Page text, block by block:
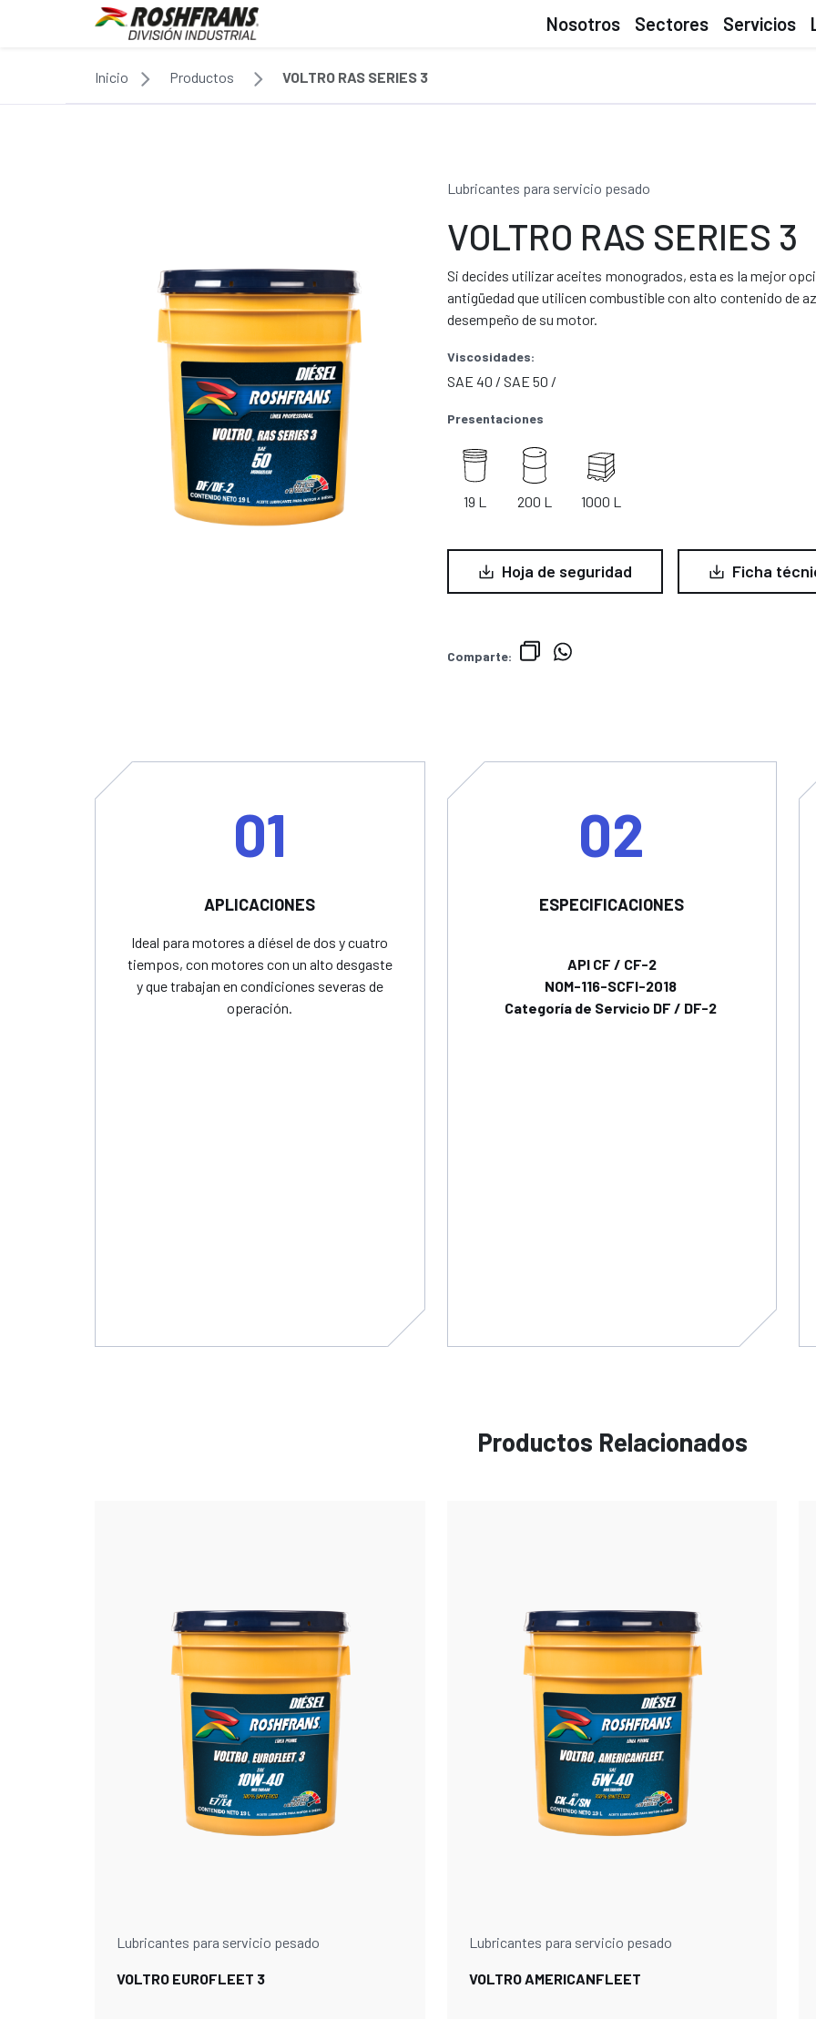
Nosotros Sectores Servicios
Inicio Productos VOLTRO RAS SERIES 3
Lubricantes para servicio pesado
VOLTRO RAS SERIES 3
Si decides utilizar aceites monogrados, esta es la mejor
antigüedad que utilicen combustible con alto contenido de
desempeño de su motor.
Viscosidades:
SAE 40 / SAE 50 /
Presentaciones
19 L 200 L 1000 L
Hoja de seguridad Ficha
Comparte:
01
APLICACIONES
Ideal para motores a diésel de dos y cuatro
tiempos, con motores con un alto desgaste
y que trabajan en condiciones severas de
operación.
02
ESPECIFICACIONES
API CF / CF-2
NOM-116-SCFI-2018
Categoría de Servicio DF / DF-2
Productos Relacionados
Lubricantes para servicio pesado
VOLTRO EUROFLEET 3
Lubricantes para servicio pesado
VOLTRO AMERICANFLEET